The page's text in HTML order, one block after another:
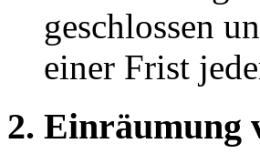
geschlossen
einer Frist
2. Einräumung